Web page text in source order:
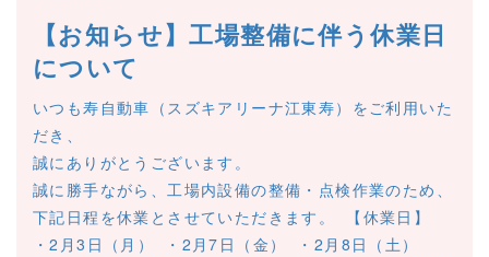
【お知らせ】工場整備に伴う休業日
について
いつも寿自動車（スズキアリーナ江東寿）をご利用いた
だき、
誠にありがとうございます。
誠に勝手ながら、工場内設備の整備・点検作業のため、
下記日程を休業とさせていただきます。
【休業日】
・2月3日（月）
・2月7日（金）
・2月8日（土）